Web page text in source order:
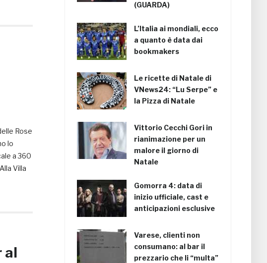
Rose
lo
a 360
Villa
al
(GUARDA)
L’Italia ai mondiali, ecco
a quanto è data dai
bookmakers
Le ricette di Natale di
VNews24: “Lu Serpe” e
la Pizza di Natale
Vittorio Cecchi Gori in
rianimazione per un
malore il giorno di
Natale
Gomorra 4: data di
inizio ufficiale, cast e
anticipazioni esclusive
Varese, clienti non
consumano: al bar il
prezzario che li “multa”